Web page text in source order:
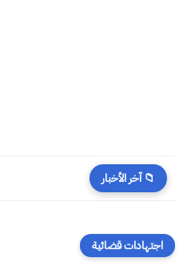
📁 آخر الأخبار
اجتهادات قضائية